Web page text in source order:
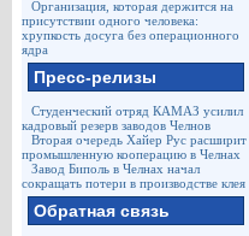
Организация, которая держится на
присутствии одного человека:
хрупкость досуга без операционного
ядра
Пресс-релизы
Студенческий отряд КАМАЗ усилил
кадровый резерв заводов Челнов
Вторая очередь Хайер Рус расширит
промышленную кооперацию в Челнах
Завод Биполь в Челнах начал
сокращать потери в производстве клея
Обратная связь